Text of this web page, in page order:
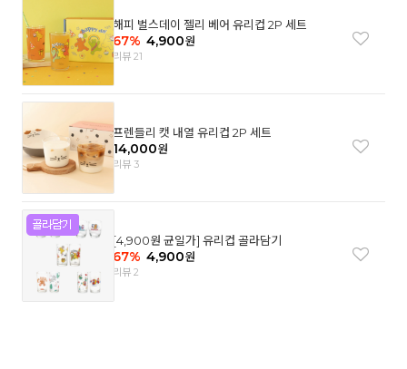
해피 벌스데이 젤리 베어 유리컵 2P 세트
67% 4,900원
리뷰 21
프렌들리 캣 내열 유리컵 2P 세트
14,000원
리뷰 3
[4,900원 균일가] 유리컵 골라담기
67% 4,900원
리뷰 2